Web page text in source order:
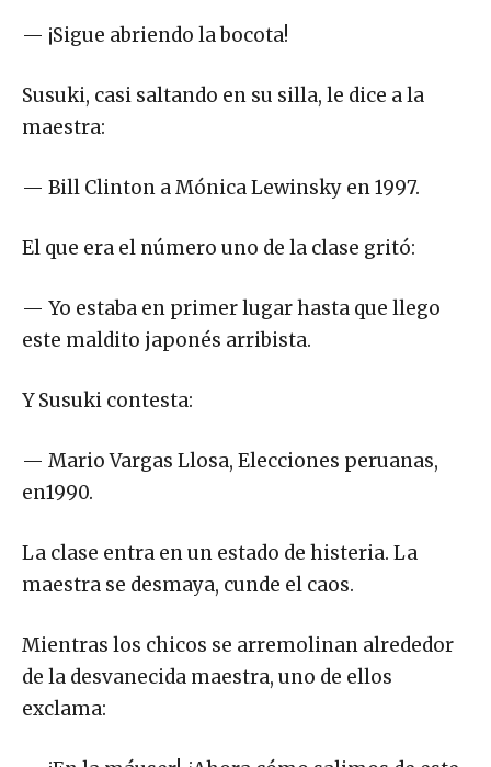
— ¡Sigue abriendo la bocota!
Susuki, casi saltando en su silla, le dice a la
maestra:
— Bill Clinton a Mónica Lewinsky en 1997.
El que era el número uno de la clase gritó:
— Yo estaba en primer lugar hasta que llego
este maldito japonés arribista.
Y Susuki contesta:
— Mario Vargas Llosa, Elecciones peruanas,
en1990.
La clase entra en un estado de histeria. La
maestra se desmaya, cunde el caos.
Mientras los chicos se arremolinan alrededor
de la desvanecida maestra, uno de ellos
exclama: